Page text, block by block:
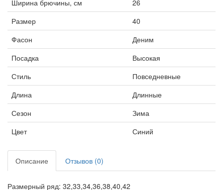
Ширина брючины, см
26
Размер
40
Фасон
Деним
Посадка
Высокая
Стиль
Повседневные
Длина
Длинные
Сезон
Зима
Цвет
Синий
Описание Отзывов (0)
Размерный ряд: 32,33,34,36,38,40,42